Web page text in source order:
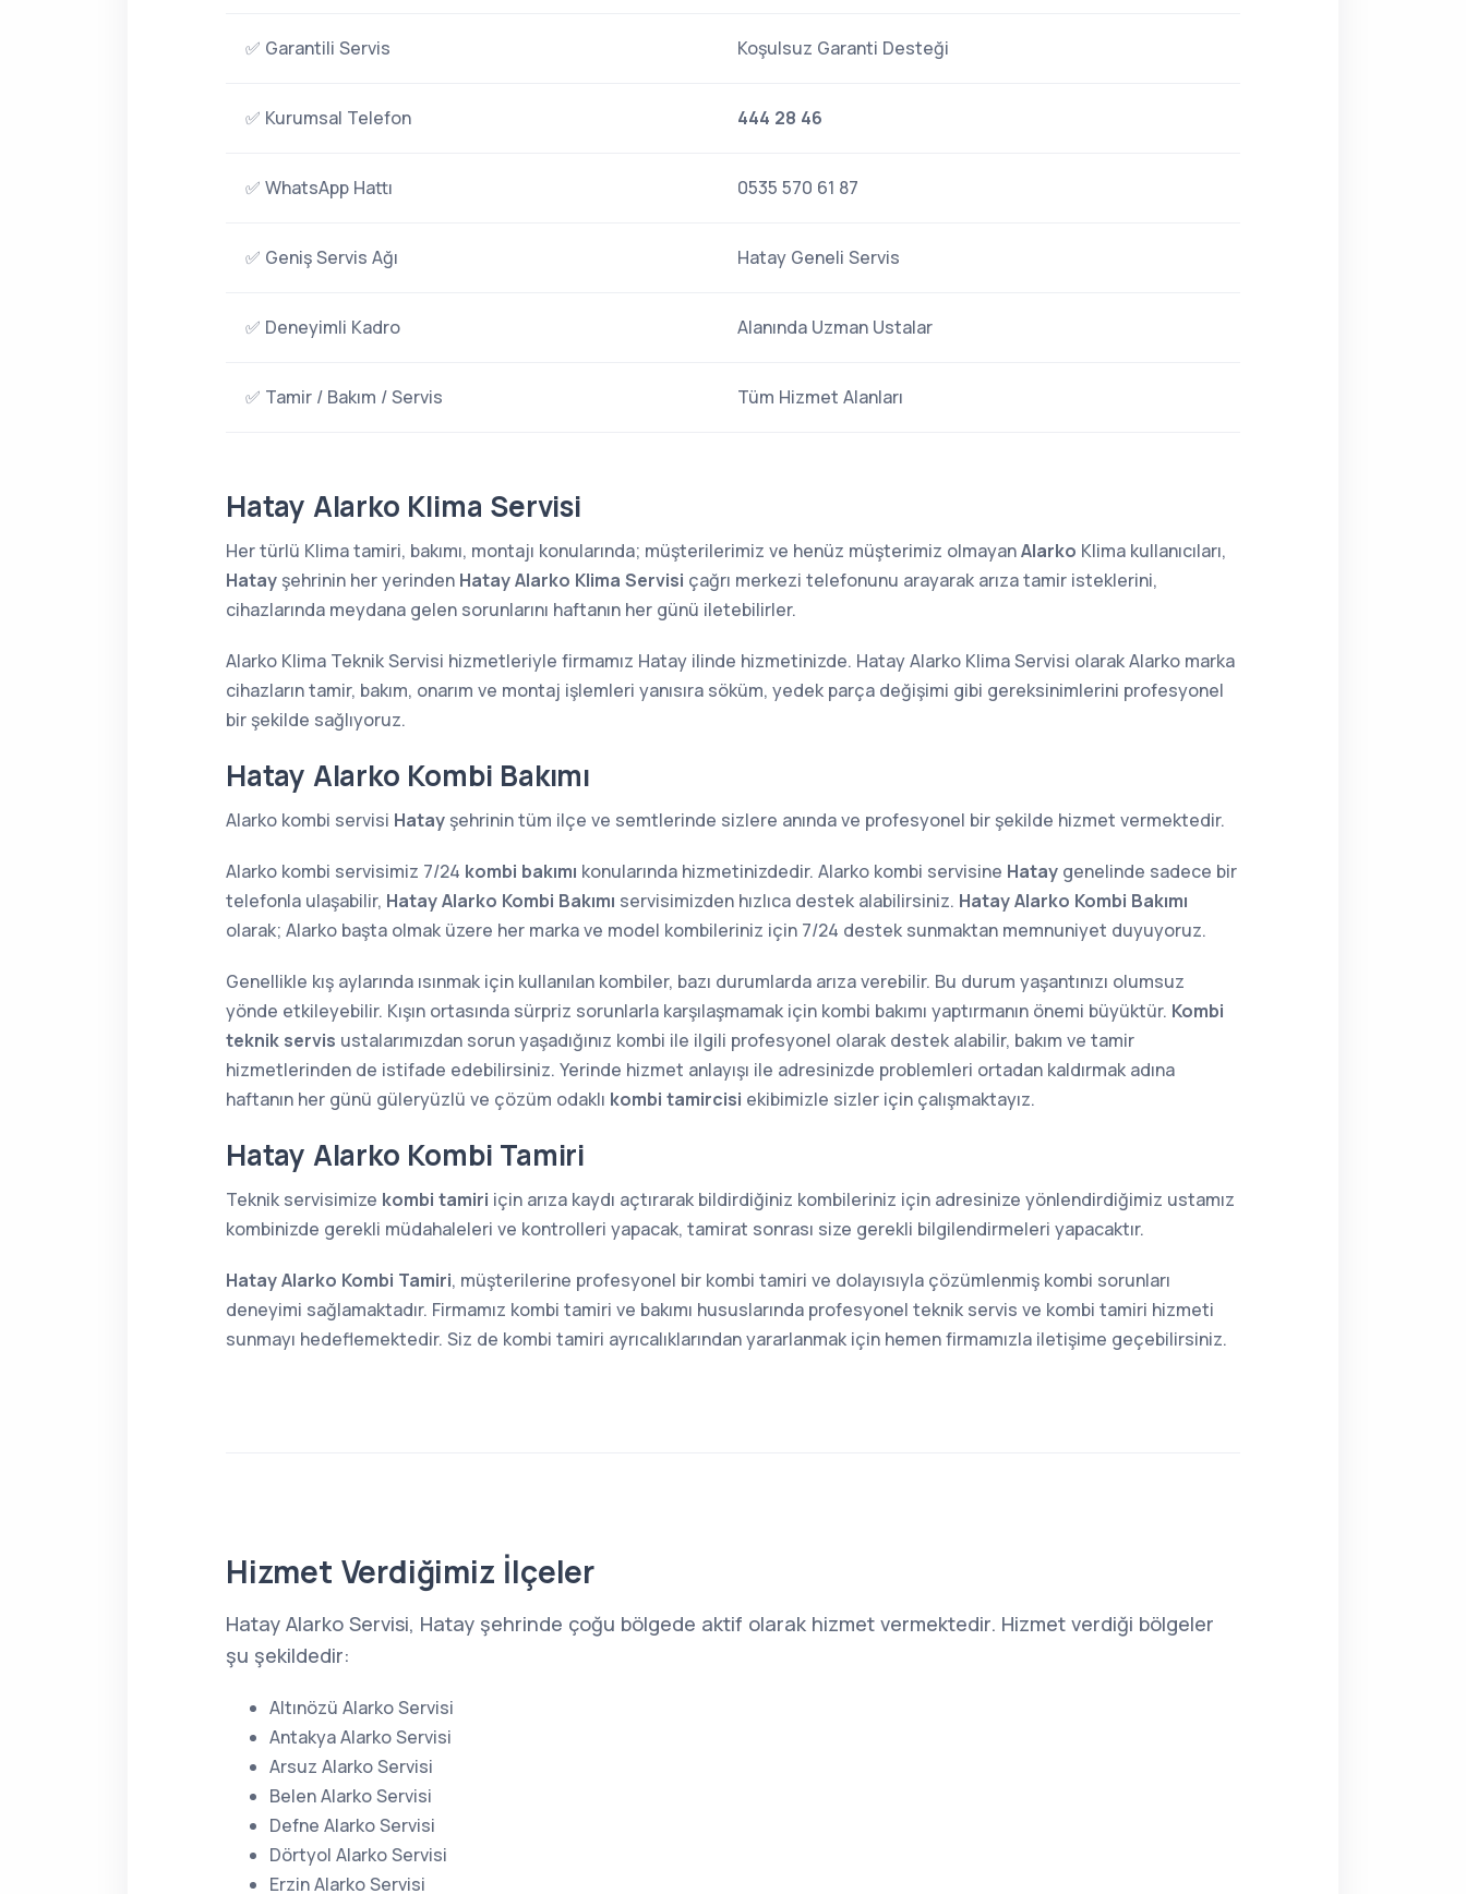
✅ Garantili Servis Koşulsuz Garanti Desteği
✅ Kurumsal Telefon 444 28 46
✅ WhatsApp Hattı 0535 570 61 87
✅ Geniş Servis Ağı Hatay Geneli Servis
✅ Deneyimli Kadro Alanında Uzman Ustalar
✅ Tamir / Bakım / Servis Tüm Hizmet Alanları
Hatay Alarko Klima Servisi
Her türlü Klima tamiri, bakımı, montajı konularında; müşterilerimiz ve henüz müşterimiz olmayanAlarko Klima kullanıcıları,
Hatay şehrinin her yerinden Hatay Alarko Klima Servisi çağrı merkezi telefonunu arayarak arıza tamir isteklerini,
cihazlarında meydana gelen sorunlarını haftanın her günü iletebilirler.
Alarko Klima Teknik Servisi hizmetleriyle firmamız Hatay ilinde hizmetinizde. Hatay Alarko Klima Servisi olarak Alarko marka
cihazların tamir, bakım, onarım ve montaj işlemleri yanısıra söküm, yedek parça değişimi gibi gereksinimlerini profesyonel
bir şekilde sağlıyoruz.
Hatay Alarko Kombi Bakımı
Alarko kombi servisi Hatay şehrinin tüm ilçe ve semtlerinde sizlere anında ve profesyonel bir şekilde hizmet vermektedir.
Alarko kombi servisimiz 7/24 kombi bakımı konularında hizmetinizdedir. Alarko kombi servisine Hatay genelinde sadece bir
telefonla ulaşabilir, Hatay Alarko Kombi Bakımı servisimizden hızlıca destek alabilirsiniz. Hatay Alarko Kombi Bakımı
olarak; Alarko başta olmak üzere her marka ve model kombileriniz için 7/24 destek sunmaktan memnuniyet duyuyoruz.
Genellikle kış aylarında ısınmak için kullanılan kombiler, bazı durumlarda arıza verebilir. Bu durum yaşantınızı olumsuz
yönde etkileyebilir. Kışın ortasında sürpriz sorunlarla karşılaşmamak için kombi bakımı yaptırmanın önemi büyüktür. Kombi
teknik servis ustalarımızdan sorun yaşadığınız kombi ile ilgili profesyonel olarak destek alabilir, bakım ve tamir
hizmetlerinden de istifade edebilirsiniz. Yerinde hizmet anlayışı ile adresinizde problemleri ortadan kaldırmak adına
haftanın her günü güleryüzlü ve çözüm odaklı kombi tamircisi ekibimizle sizler için çalışmaktayız.
Hatay Alarko Kombi Tamiri
Teknik servisimize kombi tamiri için arıza kaydı açtırarak bildirdiğiniz kombileriniz için adresinize yönlendirdiğimiz ustamız
kombinizde gerekli müdahaleleri ve kontrolleri yapacak, tamirat sonrası size gerekli bilgilendirmeleri yapacaktır.
Hatay Alarko Kombi Tamiri, müşterilerine profesyonel bir kombi tamiri ve dolayısıyla çözümlenmiş kombi sorunları
deneyimi sağlamaktadır. Firmamız kombi tamiri ve bakımı hususlarında profesyonel teknik servis ve kombi tamiri hizmeti
sunmayı hedeflemektedir. Siz de kombi tamiri ayrıcalıklarından yararlanmak için hemen firmamızla iletişime geçebilirsiniz.
Hizmet Verdiğimiz İlçeler
Hatay Alarko Servisi, Hatay şehrinde çoğu bölgede aktif olarak hizmet vermektedir. Hizmet verdiği bölgeler
şu şekildedir:
Altınözü Alarko Servisi
Antakya Alarko Servisi
Arsuz Alarko Servisi
Belen Alarko Servisi
Defne Alarko Servisi
Dörtyol Alarko Servisi
Erzin Alarko Servisi